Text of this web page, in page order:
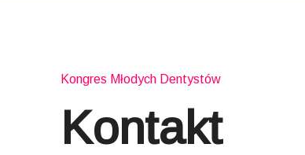
Kongres Młodych Dentystów
Kontakt